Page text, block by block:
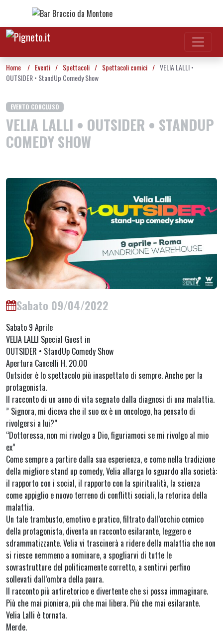
Vai al contenuto
Home / Eventi / Spettacoli / Spettacoli comici / VELIA LALLI •
OUTSIDER • StandUp Comedy Show
EVENTO CONCLUSO
VELIA LALLI • OUTSIDER • STANDUP
COMEDY SHOW
Sabato 09/04/2022
Sabato 9 Aprile
VELIA LALLI Special Guest in
OUTSIDER • StandUp Comedy Show
Apertura Cancelli H. 20.00
Outsider è lo spettacolo più inaspettato di sempre. Anche per la
protagonista.
Il racconto di un anno di vita segnato dalla diagnosi di una malattia.
” Signora, mi diceva che il suo ex è un oncologo, ha pensato di
rivolgersi a lui?”
“Dottoressa, non mi rivolgo a Dio, figuriamoci se mi rivolgo al mio
ex”
Come sempre a partire dalla sua esperienza, e come nella tradizione
della migliore stand up comedy, Velia allarga lo sguardo alla società:
il rapporto con i social, il rapporto con la spiritualità, la scienza
come appiglio e nuovo terreno di conflitti sociali, la retorica della
malattia.
Un tale trambusto, emotivo e pratico, filtrato dall’occhio comico
della protagonista, diventa un racconto esilarante, leggero e
sdrammatizzante. Velia vi trascinerà a ridere della malattia che non
si riesce nemmeno a nominare, a spogliarvi di tutte le
sovrastrutture del politicamente corretto, a sentirvi perfino
sollevati dall’ombra della paura.
Il racconto più antiretorico e divertente che si possa immaginare.
Più che mai pioniera, più che mai libera. Più che mai esilarante.
Velia Lalli è tornata.
Merde.